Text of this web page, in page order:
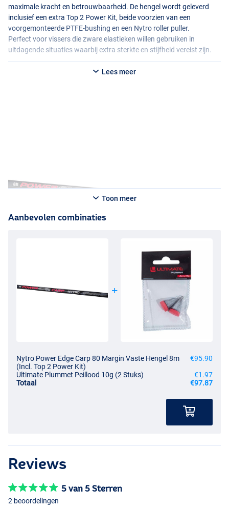
maximale kracht en betrouwbaarheid. De hengel wordt geleverd
inclusief een extra Top 2 Power Kit, beide voorzien van een
voorgemonteerde PTFE-bushing en een Nytro roller puller.
Perfect voor vissers die zware elastieken willen gebruiken in
uitdagende situaties waarbij extra sterkte en stijfheid vereist zijn.
Lees meer
Toon meer
Aanbevolen combinaties
Nytro Power Edge Carp 80 Margin Vaste Hengel 8m
(Incl. Top 2 Power Kit)
€95.90
Ultimate Plummet Peillood 10g (2 Stuks)
€1.97
Totaal
€97.87
Reviews
5 van 5 Sterren
2 beoordelingen